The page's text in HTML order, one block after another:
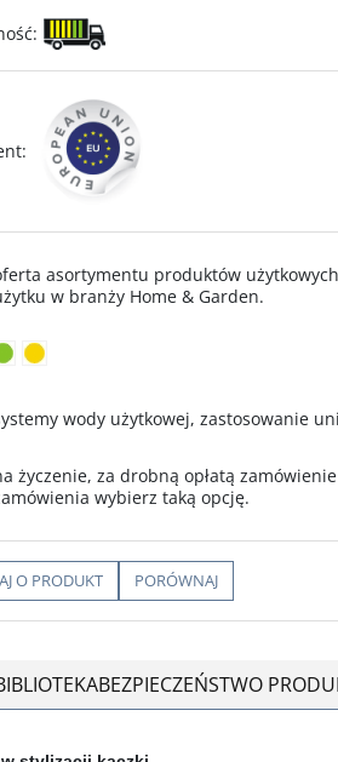
:
:
asortymentu produktów
w branży Home & Garden.
wody użytkowej, zastosowanie
życzenie, za drobną opłatą
wybierz taką opcję.
O PRODUKT PORÓWNAJ
BEZPIECZEŃSTWO